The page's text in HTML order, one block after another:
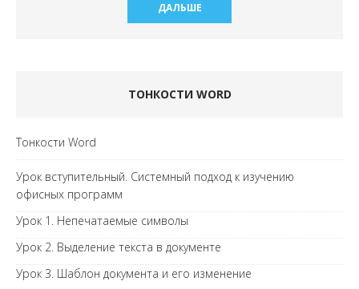
ДАЛЬШЕ
ТОНКОСТИ WORD
Тонкости Word
Урок вступительный. Системный подход к изучению
офисных программ
Урок 1. Непечатаемые символы
Урок 2. Выделение текста в документе
Урок 3. Шаблон документа и его изменение